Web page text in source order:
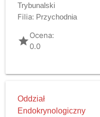
Trybunalski
Filia: Przychodnia
gradeOcena:
0.0
Oddział
Endokrynologiczny